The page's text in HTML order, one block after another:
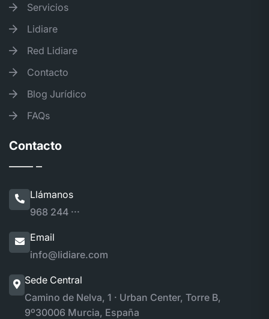
Servicios
Lidiare
Red Lidiare
Contacto
Blog Jurídico
FAQs
Contacto
Llámanos
968 244 ···
Email
info@lidiare.com
Sede Central
Camino de Nelva, 1 · Urban Center, Torre B,
9º30006 Murcia, España